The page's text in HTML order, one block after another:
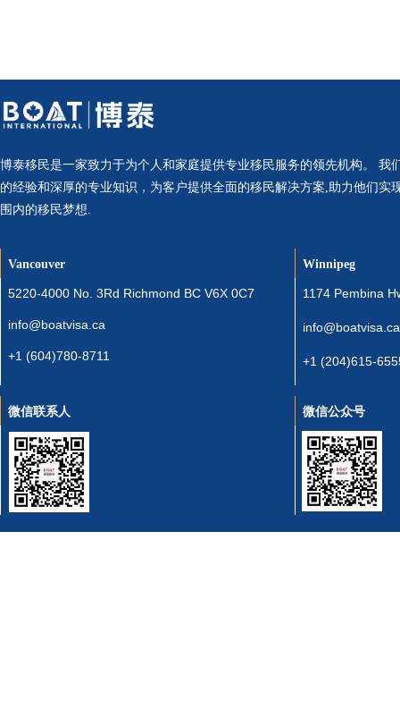
Vancouver
博泰移民是一家致力于为个人和家庭提供专业移民服务的领先机构。 我
的经验和深厚的专业知识，为客户提供全面的移民解决方案,助力他们实
围内的移民梦想.
5220-4000 No. 3Rd Richmond BC V6X 0C7
info@boatvisa.ca
+1 (604)780-8711
1174 Pembina
info@boatvisa.ca
+1 (204)615-
Winnipeg
微信公众号
微信联系人